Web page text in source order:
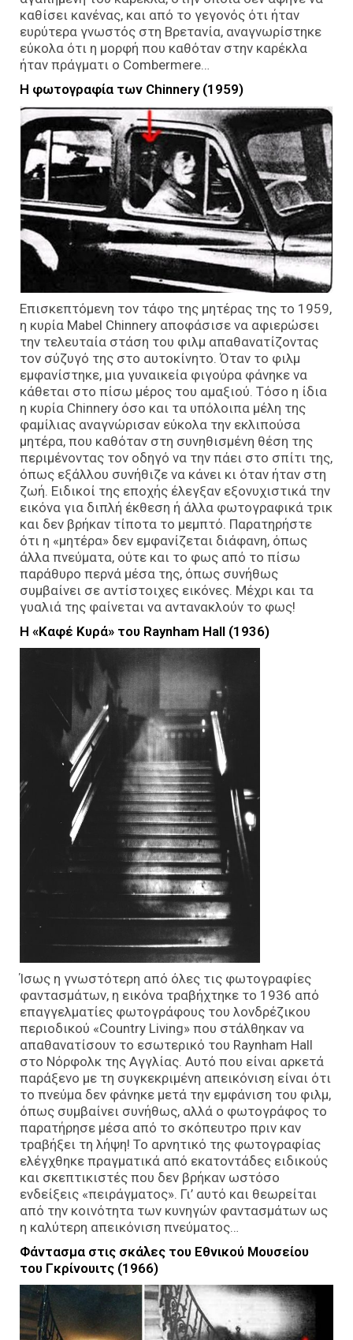
καθίσει κανένας, και από το γεγονός ότι ήταν
ευρύτερα γνωστός στη Βρετανία, αναγνωρίστηκε
εύκολα ότι η μορφή που καθόταν στην καρέκλα
ήταν πράγματι ο Combermere…
Η φωτογραφία των Chinnery (1959)
Επισκεπτόμενη τον τάφο της μητέρας της το 1959,
η κυρία Mabel Chinnery αποφάσισε να αφιερώσει
την τελευταία στάση του φιλμ απαθανατίζοντας
τον σύζυγό της στο αυτοκίνητο. Όταν το φιλμ
εμφανίστηκε, μια γυναικεία φιγούρα φάνηκε να
κάθεται στο πίσω μέρος του αμαξιού. Τόσο η ίδια
η κυρία Chinnery όσο και τα υπόλοιπα μέλη της
φαμίλιας αναγνώρισαν εύκολα την εκλιπούσα
μητέρα, που καθόταν στη συνηθισμένη θέση της
περιμένοντας τον οδηγό να την πάει στο σπίτι της,
όπως εξάλλου συνήθιζε να κάνει κι όταν ήταν στη
ζωή. Ειδικοί της εποχής έλεγξαν εξονυχιστικά την
εικόνα για διπλή έκθεση ή άλλα φωτογραφικά τρικ
και δεν βρήκαν τίποτα το μεμπτό. Παρατηρήστε
ότι η «μητέρα» δεν εμφανίζεται διάφανη, όπως
άλλα πνεύματα, ούτε και το φως από το πίσω
παράθυρο περνά μέσα της, όπως συνήθως
συμβαίνει σε αντίστοιχες εικόνες. Μέχρι και τα
γυαλιά της φαίνεται να αντανακλούν το φως!
Η «Καφέ Κυρά» του Raynham Hall (1936)
Ίσως η γνωστότερη από όλες τις φωτογραφίες
φαντασμάτων, η εικόνα τραβήχτηκε το 1936 από
επαγγελματίες φωτογράφους του λονδρέζικου
περιοδικού «Country Living» που στάλθηκαν να
απαθανατίσουν το εσωτερικό του Raynham Hall
στο Νόρφολκ της Αγγλίας. Αυτό που είναι αρκετά
παράξενο με τη συγκεκριμένη απεικόνιση είναι ότι
το πνεύμα δεν φάνηκε μετά την εμφάνιση του φιλμ,
όπως συμβαίνει συνήθως, αλλά ο φωτογράφος το
παρατήρησε μέσα από το σκόπευτρο πριν καν
τραβήξει τη λήψη! Το αρνητικό της φωτογραφίας
ελέγχθηκε πραγματικά από εκατοντάδες ειδικούς
και σκεπτικιστές που δεν βρήκαν ωστόσο
ενδείξεις «πειράγματος». Γι’ αυτό και θεωρείται
από την κοινότητα των κυνηγών φαντασμάτων ως
η καλύτερη απεικόνιση πνεύματος…
Φάντασμα στις σκάλες του Εθνικού Μουσείου
του Γκρίνουιτς (1966)